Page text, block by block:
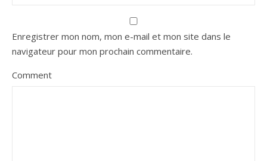
Enregistrer mon nom, mon e-mail et mon site dans le
navigateur pour mon prochain commentaire.
Comment